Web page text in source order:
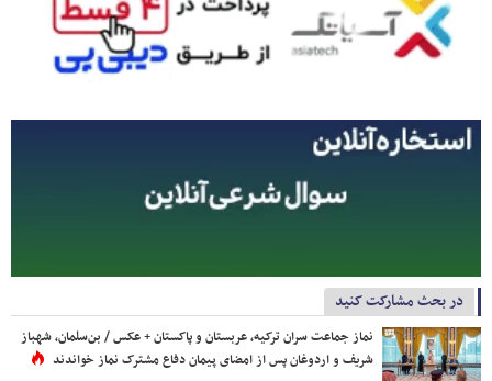
در بحث مشارکت کنید
نماز جماعت سران ترکیه، عربستان و پاکستان + عکس / بن‌سلمان، شهباز
شریف و اردوغان پس از امضای پیمان دفاع مشترک نماز خواندند